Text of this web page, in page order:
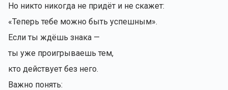
Но никто никогда не придёт и не скажет:
«Теперь тебе можно быть успешным».
Если ты ждёшь знака —
ты уже проигрываешь тем,
кто действует без него.
Важно понять: